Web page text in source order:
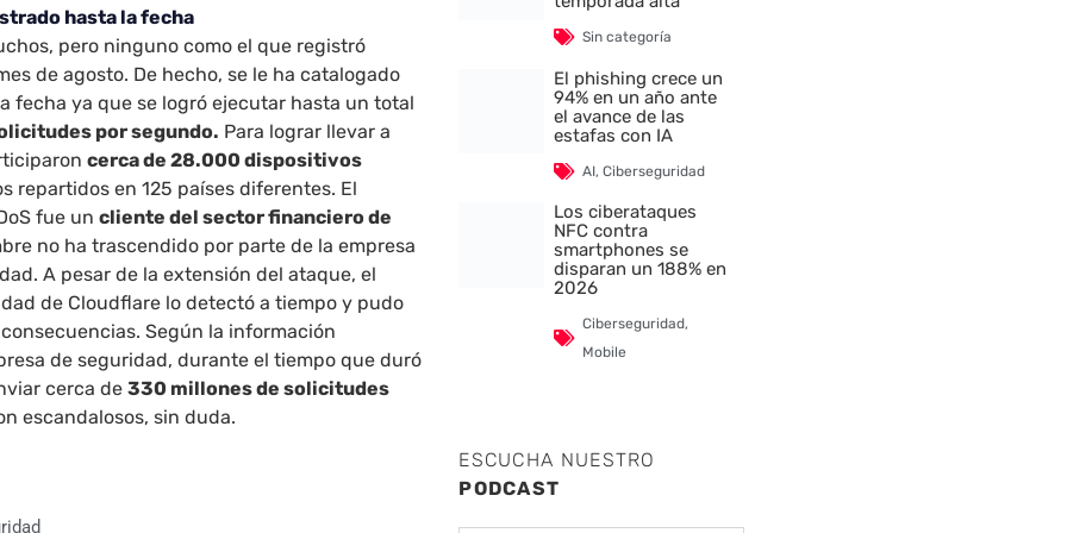
hasta la fecha
pero ninguno como el que registró
de agosto. De hecho, se le ha catalogado
fecha ya que se logró ejecutar hasta un total
por segundo. Para lograr llevar a
cerca de 28.000 dispositivos
repartidos en 125 países diferentes. El
fue uncliente del sector financiero de
no ha trascendido por parte de la empresa
A pesar de la extensión del ataque, el
de Cloudflare lo detectó a tiempo y pudo
Según la información
de seguridad, durante el tiempo que duró
cerca de330 millones de solicitudes
escandalosos, sin duda.
Sin categoría
El phishing crece un
94% en un año ante
el avance de las
estafas con IA
AI,Ciberseguridad
Los ciberataques
NFC contra
smartphones se
disparan un 188% en
2026
Ciberseguridad,
Mobile
ESCUCHA NUESTRO
PODCAST